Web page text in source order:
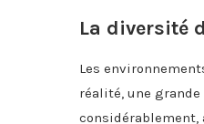
La diversité
Les
réalité, une grande
considérablement,